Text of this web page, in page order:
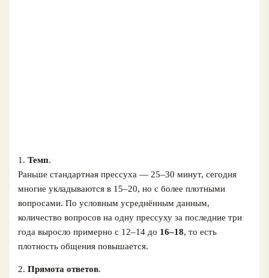
1.Темп.
Раньше стандартная прессуха — 25–30 минут, сегодня
многие укладываются в 15–20, но с более плотными
вопросами. По условным усреднённым данным,
количество вопросов на одну прессуху за последние три
года выросло примерно с 12–14 до 16–18, то есть
плотность общения повышается.
2.Прямота ответов.